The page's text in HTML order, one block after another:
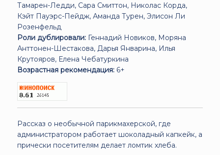
Тамарен-Ледди, Сара Смиттон, Николас Корда,
Кэйт Пауэрс-Пейдж, Аманда Турен, Элисон Ли
Розенфельд
Роли дублировали: Геннадий Новиков, Моряна
Анттонен-Шестакова, Дарья Январина, Илья
Крутояров, Елена Чебатуркина
Возрастная рекомендация: 6+
Рассказ о необычной парикмахерской, где
администратором работает шоколадный капкейк, а
прически посетителям делает ломтик хлеба.